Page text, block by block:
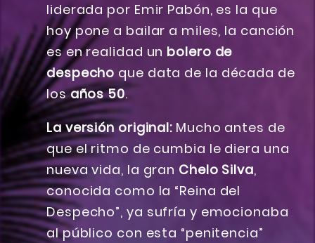
liderada por Emir Pabón, es la que
hoy pone a bailar a miles, la canción
es en realidad un bolero de
despecho que data de la década de
losaños 50.
La versión original: Mucho antes de
que el ritmo de cumbia le diera una
nueva vida, la gran Chelo Silva,
conocida como la “Reina del
Despecho”, ya sufría y emocionaba
al público con esta “penitencia”